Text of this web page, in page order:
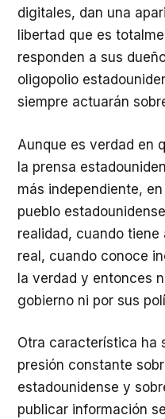
digitales, dan una
libertad que es
responden a sus
oligopolio
siempre actuarán
Aunque es verdad en
la prensa
más independiente,
pueblo
realidad, cuando
real, cuando conoce
la verdad y entonces
gobierno ni por sus
Otra característica ha
presión constante
estadounidense y
publicar información